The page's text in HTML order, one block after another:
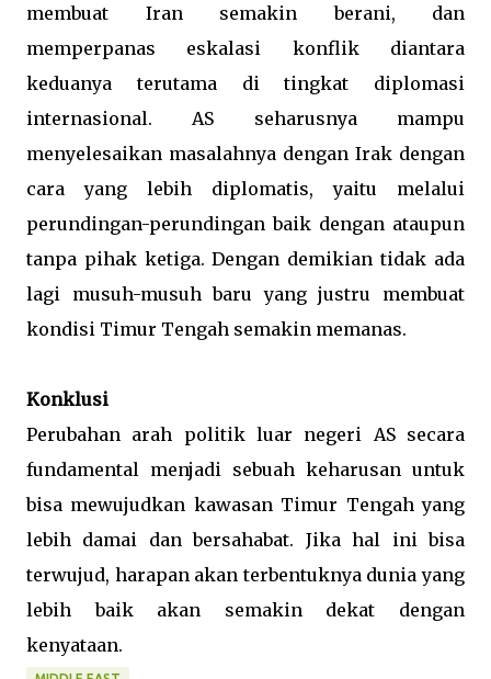
membuat Iran semakin berani, dan
memperpanas eskalasi konflik diantara
keduanya terutama di tingkat diplomasi
internasional. AS seharusnya mampu
menyelesaikan masalahnya dengan Irak dengan
cara yang lebih diplomatis, yaitu melalui
perundingan-perundingan baik dengan ataupun
tanpa pihak ketiga. Dengan demikian tidak ada
lagi musuh-musuh baru yang justru membuat
kondisi Timur Tengah semakin memanas.
Konklusi
Perubahan arah politik luar negeri AS secara
fundamental menjadi sebuah keharusan untuk
bisa mewujudkan kawasan Timur Tengah yang
lebih damai dan bersahabat. Jika hal ini bisa
terwujud, harapan akan terbentuknya dunia yang
lebih baik akan semakin dekat dengan
kenyataan.